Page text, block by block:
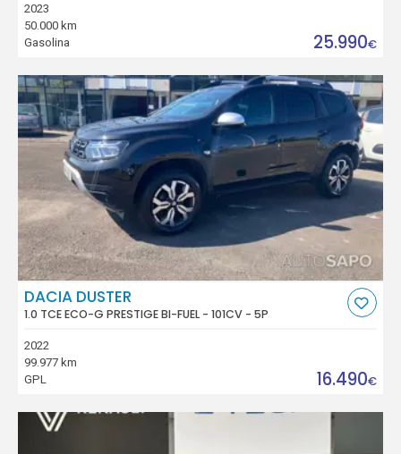
2023
50.000 km
Gasolina
25.990€
DACIA DUSTER
1.0 TCE ECO-G PRESTIGE BI-FUEL - 101CV - 5P
2022
99.977 km
GPL
16.490€